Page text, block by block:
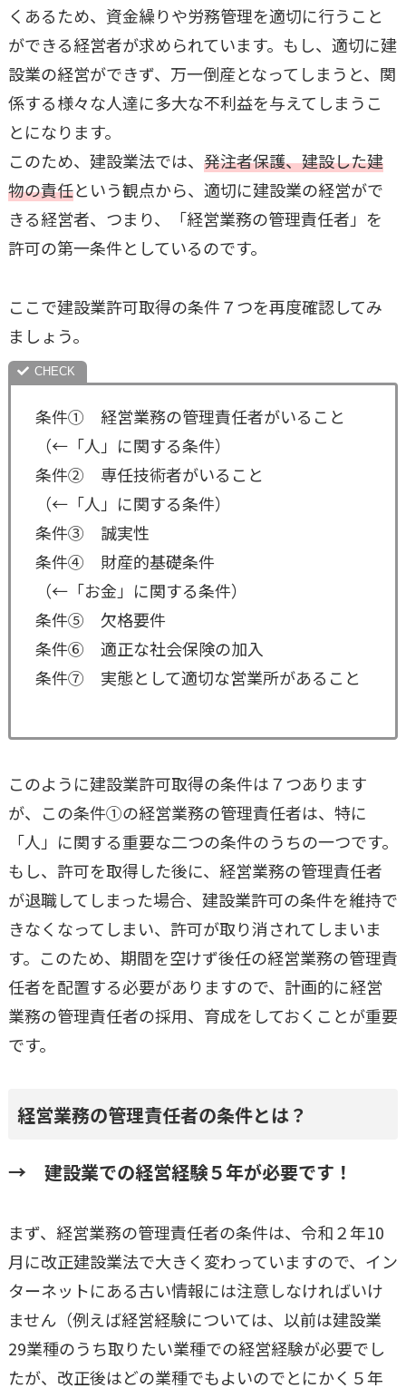
くあるため、資金繰りや労務管理を適切に行うこと
ができる経営者が求められています。もし、適切に建
設業の経営ができず、万一倒産となってしまうと、関
係する様々な人達に多大な不利益を与えてしまうこ
とになります。
このため、建設業法では、 発注者保護、建設した建
物の責任という観点から、適切に建設業の経営がで
きる経営者、つまり、「経営業務の管理責任者」を
許可の第一条件としているのです。
ここで建設業許可取得の条件７つを再度確認してみ
ましょう。
条件① 経営業務の管理責任者がいること
（←「人」に関する条件）
条件② 専任技術者がいること
（←「人」に関する条件）
条件③ 誠実性
条件④ 財産的基礎条件
（←「お金」に関する条件）
条件⑤ 欠格要件
条件⑥ 適正な社会保険の加入
条件⑦ 実態として適切な営業所があること
このように建設業許可取得の条件は７つあります
が、この条件①の経営業務の管理責任者は、特に
「人」に関する重要な二つの条件のうちの一つです。
もし、許可を取得した後に、経営業務の管理責任者
が退職してしまった場合、建設業許可の条件を維持で
きなくなってしまい、許可が取り消されてしまいま
す。このため、期間を空けず後任の経営業務の管理責
任者を配置する必要がありますので、計画的に経営
業務の管理責任者の採用、育成をしておくことが重要
です。
経営業務の管理責任者の条件とは？
→ 建設業での経営経験５年が必要です！
まず、経営業務の管理責任者の条件は、令和２年10
月に改正建設業法で大きく変わっていますので、イン
ターネットにある古い情報には注意しなければいけ
ません（例えば経営経験については、以前は建設業
29業種のうち取りたい業種での経営経験が必要でし
たが、改正後はどの業種でもよいのでとにかく５年